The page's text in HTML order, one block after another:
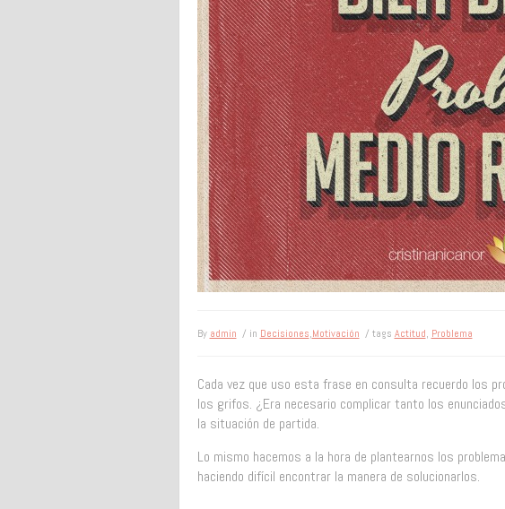
By admin / in Decisiones,Motivación / tags Actitud, Problema
Cada vez que uso esta frase en consulta recuerdo los
los grifos. ¿Era necesario complicar tanto los
la situación de partida.
Lo mismo hacemos a la hora de plantearnos los
haciendo difícil encontrar la manera de solucionarlos.